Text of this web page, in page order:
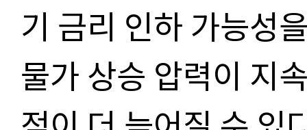
기 금리 인하 가능성
물가 상승 압력이 지